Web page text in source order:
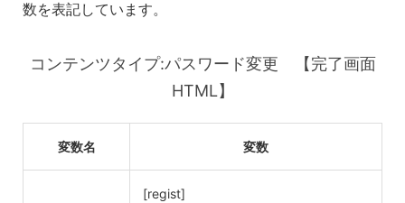
数を表記しています。
コンテンツタイプ:パスワード変更 【完了画面
HTML】
変数名 変数
[regist]